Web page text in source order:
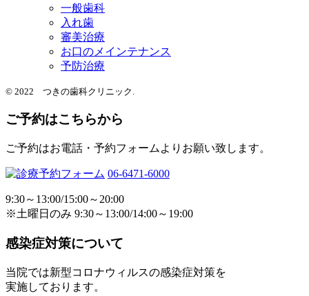
一般歯科
入れ歯
審美治療
お口のメインテナンス
予防治療
© 2022 つきの歯科クリニック.
ご予約はこちらから
ご予約はお電話・予約フォームよりお願い致します。
06-6471-6000
9:30～13:00/15:00～20:00
※土曜日のみ 9:30～13:00/14:00～19:00
感染症対策について
当院では新型コロナウィルスの感染症対策を
実施しております。